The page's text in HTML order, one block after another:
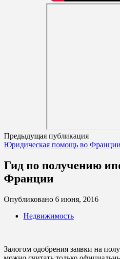
Предыдущая публикация
Юридическая помощь во
Гид по получению
Франции
Опубликовано 6 июня, 2016
Недвижимость
Залогом одобрения заявки на